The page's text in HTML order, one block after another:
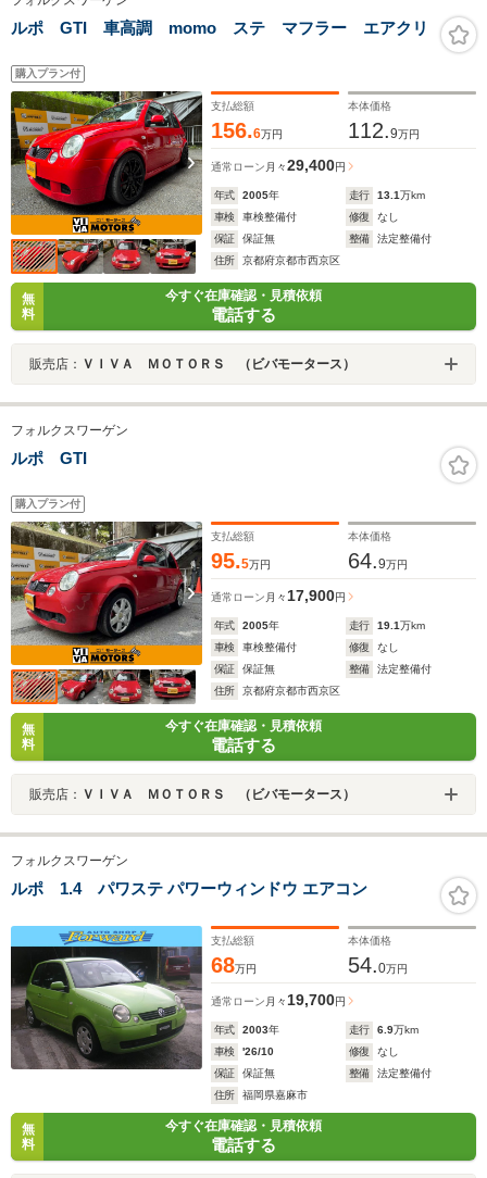
ルポ GTI 車高調 momo ステ マフラー エアクリ
購入プラン付
支払総額
156.6万円
本体価格
112.9万円
通常ローン 月々29,400円
年式 2005年 走行 13.1万km
車検
車検整備付 修復
なし
保証
保証無 整備
法定整備付
住所
京都府京都市西京区
無
料
今すぐ在庫確認・見積依頼
電話する
販売店： ＶＩＶＡ ＭＯＴＯＲＳ （ビバモータース）
フォルクスワーゲン
ルポ GTI
購入プラン付
支払総額
95.5万円
本体価格
64.9万円
通常ローン 月々17,900円
年式 2005年 走行 19.1万km
車検
車検整備付 修復
なし
保証
保証無 整備
法定整備付
住所
京都府京都市西京区
無
料
今すぐ在庫確認・見積依頼
電話する
販売店： ＶＩＶＡ ＭＯＴＯＲＳ （ビバモータース）
フォルクスワーゲン
ルポ 1.4 パワステ パワーウィンドウ エアコン
支払総額
68万円
本体価格
54.0万円
通常ローン 月々19,700円
年式 2003年 走行 6.9万km
車検
'26/10 修復
なし
保証
保証無 整備
法定整備付
住所
福岡県嘉麻市
無
料
今すぐ在庫確認・見積依頼
電話する